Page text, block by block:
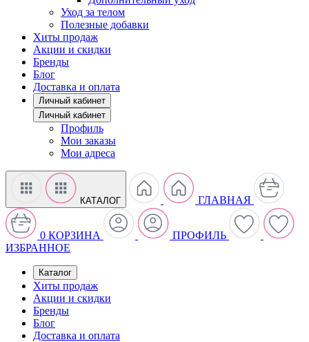
Уход за телом
Полезные добавки
Хиты продаж
Акции и скидки
Бренды
Блог
Доставка и оплата
Личный кабинет
Личный кабинет
Профиль
Мои заказы
Мои адреса
КАТАЛОГ ГЛАВНАЯ
0 КОРЗИНА
ПРОФИЛЬ
ИЗБРАННОЕ
Каталог
Хиты продаж
Акции и скидки
Бренды
Блог
Доставка и оплата